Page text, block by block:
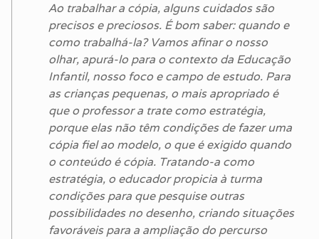
Ao trabalhar a cópia, alguns cuidados são
precisos e preciosos. É bom saber: quando e
como trabalhá-la? Vamos afinar o nosso
olhar, apurá-lo para o contexto da Educação
Infantil, nosso foco e campo de estudo. Para
as crianças pequenas, o mais apropriado é
que o professor a trate como estratégia,
porque elas não têm condições de fazer uma
cópia fiel ao modelo, o que é exigido quando
o conteúdo é cópia. Tratando-a como
estratégia, o educador propicia à turma
condições para que pesquise outras
possibilidades no desenho, criando situações
favoráveis para a ampliação do percurso